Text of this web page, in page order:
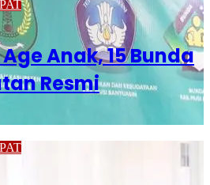
Anak, 15 Bunda
Resmi